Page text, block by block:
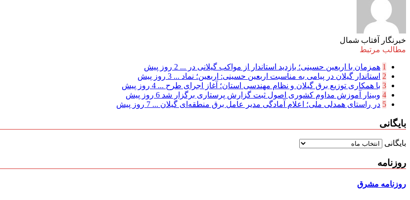
خبرنگار آفتاب شمال
مطالب مرتبط
1 همزمان با اربعین حسینی؛ بازدید استاندار از مواکب گیلانی در ... 2 روز پیش
2 استاندار گیلان در پیامی به مناسبت اربعین حسینی: اربعین؛ نماد ... 3 روز پیش
3 با همکاری توزیع برق گیلان و نظام مهندسی استان؛ آغاز اجرای طرح ... 4 روز پیش
4 وبینار آموزش مداوم کشوری اصول ثبت گزارش پرستاری برگزار شد 6 روز پیش
5 در راستای همدلی ملی؛ اعلام آمادگی مدیر عامل برق منطقه‌ای گیلان ... 7 روز پیش
بایگانی
بایگانی
روزنامه
روزنامه مشرق